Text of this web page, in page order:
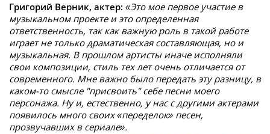
Григорий Верник, актер: «Это мое первое участие в
музыкальном проекте и это определенная
ответственность, так как важную роль в такой работе
играет не только драматическая составляющая, но и
музыкальная. В прошлом артисты иначе исполняли
свои композиции, стиль тех лет очень отличается от
современного. Мне важно было передать эту разницу, в
каком-то смысле "присвоить" себе песни моего
персонажа. Ну и, естественно, у нас с другими актерами
появилось много своих «переделок» песен,
прозвучавших в сериале».